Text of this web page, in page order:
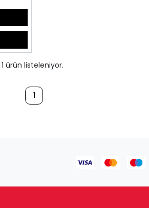
1 ürün listeleniyor.
1